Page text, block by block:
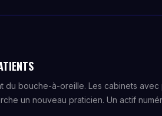
du bouche-à-oreille. Les cabinets
un nouveau praticien. Un actif